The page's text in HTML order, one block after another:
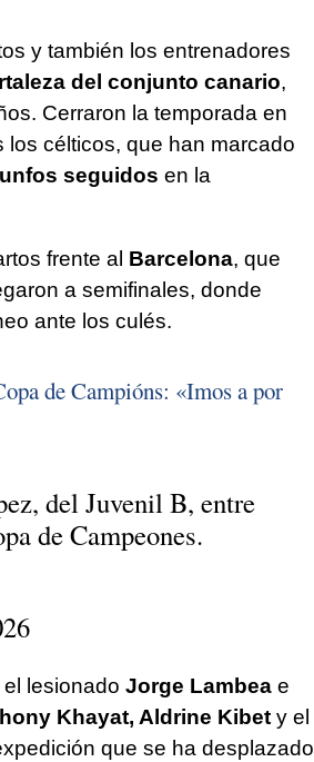
y también los entrenadores
del conjunto canario,
Cerraron la temporada en
los célticos, que han marcado
seguidos en la
frente al Barcelona, que
a semifinales, donde
ante los culés.
de Campións: «Imos a por
del Juvenil B, entre
de Campeones.
lesionado Jorge Lambeae
Khayat, Aldrine Kibety el
que se ha desplazado